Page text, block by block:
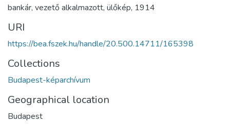
bankár, vezető alkalmazott, ülőkép, 1914
URI
https://bea.fszek.hu/handle/20.500.14711/165398
Collections
Budapest-képarchívum
Geographical location
Budapest